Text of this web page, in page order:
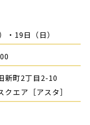
・19日（日）
新町2丁目2-10
エア［アスタ］